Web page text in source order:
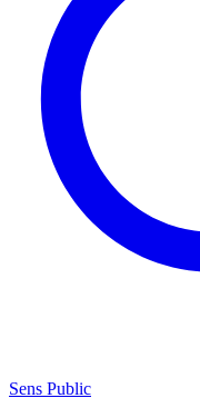
Sens Public